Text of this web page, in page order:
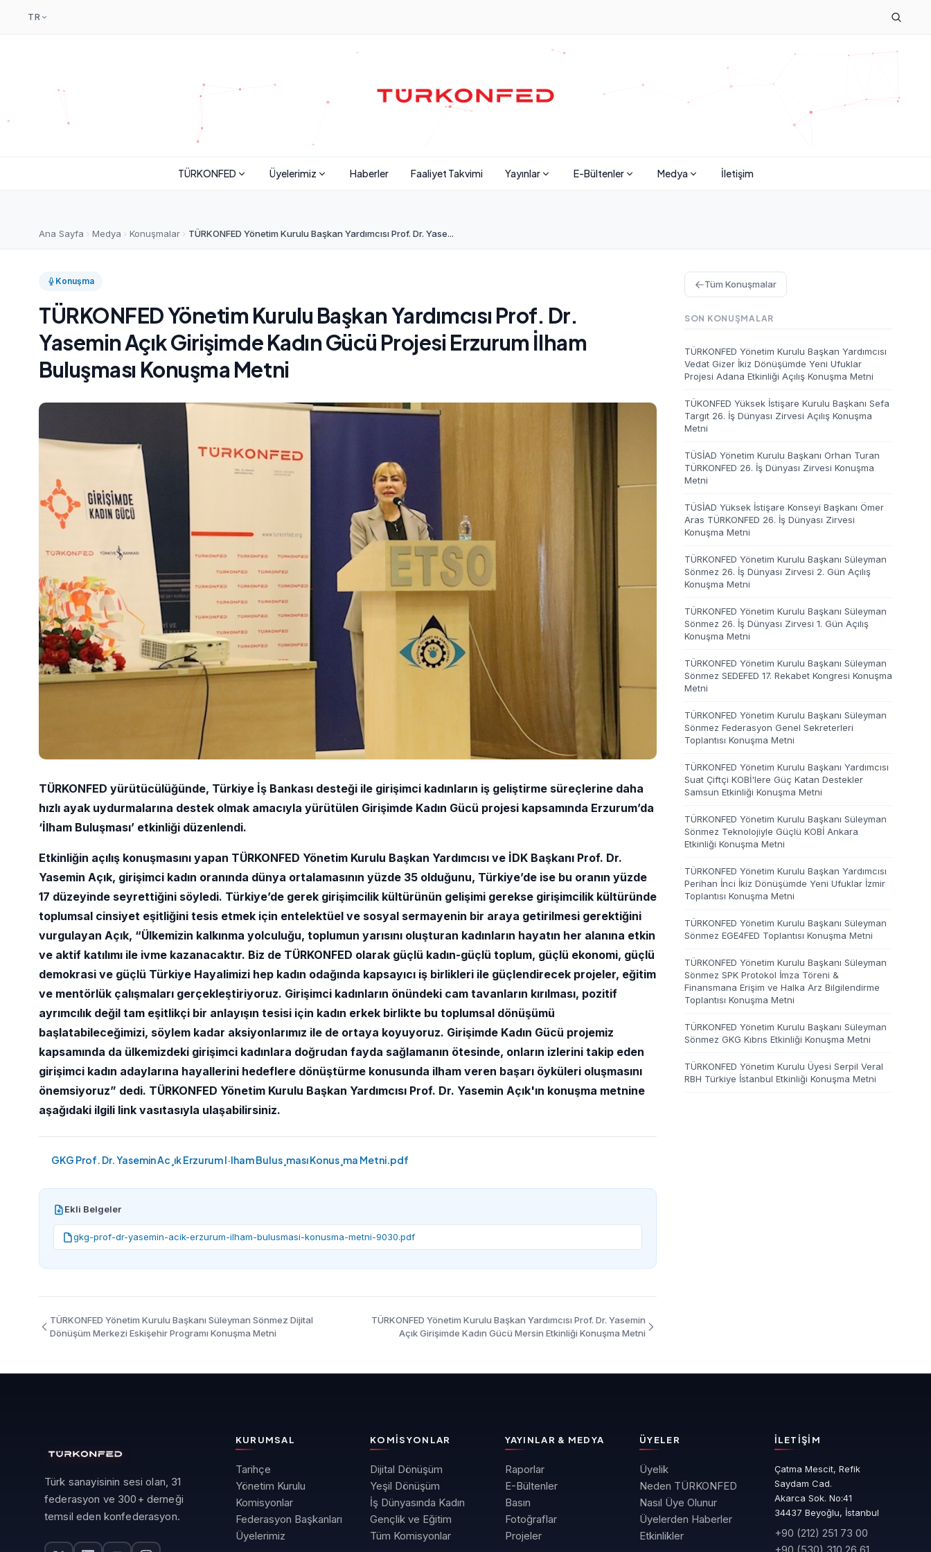
TR
TÜRKONFED Üyelerimiz Haberler Faaliyet Takvimi Yayınlar E-Bültenler Medya İletişim
Ana Sayfa Medya Konuşmalar TÜRKONFED Yönetim Kurulu Başkan Yardımcısı Prof. Dr. Yase...
Konuşma
TÜRKONFED Yönetim Kurulu Başkan Yardımcısı Prof. Dr.
Yasemin Açık Girişimde Kadın Gücü Projesi Erzurum İlham
Buluşması Konuşma Metni
TÜRKONFED yürütücülüğünde, Türkiye İş Bankası desteği ile girişimci kadınların iş geliştirme süreçlerine daha
hızlı ayak uydurmalarına destek olmak amacıyla yürütülen Girişimde Kadın Gücü projesi kapsamında Erzurum’da
‘İlham Buluşması’ etkinliği düzenlendi.
Etkinliğin açılış konuşmasını yapan TÜRKONFED Yönetim Kurulu Başkan Yardımcısı ve İDK Başkanı Prof. Dr.
Yasemin Açık, girişimci kadın oranında dünya ortalamasının yüzde 35 olduğunu, Türkiye’de ise bu oranın yüzde
17 düzeyinde seyrettiğini söyledi. Türkiye’de gerek girişimcilik kültürünün gelişimi gerekse girişimcilik kültüründe
toplumsal cinsiyet eşitliğini tesis etmek için entelektüel ve sosyal sermayenin bir araya getirilmesi gerektiğini
vurgulayan Açık, “Ülkemizin kalkınma yolculuğu, toplumun yarısını oluşturan kadınların hayatın her alanına etkin
ve aktif katılımı ile ivme kazanacaktır. Biz de TÜRKONFED olarak güçlü kadın-güçlü toplum, güçlü ekonomi, güçlü
demokrasi ve güçlü Türkiye Hayalimizi hep kadın odağında kapsayıcı iş birlikleri ile güçlendirecek projeler, eğitim
ve mentörlük çalışmaları gerçekleştiriyoruz. Girişimci kadınların önündeki cam tavanların kırılması, pozitif
ayrımcılık değil tam eşitlikçi bir anlayışın tesisi için kadın erkek birlikte bu toplumsal dönüşümü
başlatabileceğimizi, söylem kadar aksiyonlarımız ile de ortaya koyuyoruz. Girişimde Kadın Gücü projemiz
kapsamında da ülkemizdeki girişimci kadınlara doğrudan fayda sağlamanın ötesinde, onların izlerini takip eden
girişimci kadın adaylarına hayallerini hedeflere dönüştürme konusunda ilham veren başarı öyküleri oluşmasını
önemsiyoruz” dedi. TÜRKONFED Yönetim Kurulu Başkan Yardımcısı Prof. Dr. Yasemin Açık'ın konuşma metnine
aşağıdaki ilgili link vasıtasıyla ulaşabilirsiniz.
GKG Prof. Dr. Yasemin Ac¸ık Erzurum I·lham Bulus¸ması Konus¸ma Metni.pdf
Ekli Belgeler
gkg-prof-dr-yasemin-acik-erzurum-ilham-bulusmasi-konusma-metni-9030.pdf
TÜRKONFED Yönetim Kurulu Başkanı Süleyman Sönmez Dijital
Dönüşüm Merkezi Eskişehir Programı Konuşma Metni
TÜRKONFED Yönetim Kurulu Başkan Yardımcısı Prof. Dr. Yasemin
Açık Girişimde Kadın Gücü Mersin Etkinliği Konuşma Metni
Tüm Konuşmalar
SON KONUŞMALAR
TÜRKONFED Yönetim Kurulu Başkan Yardımcısı
Vedat Gizer İkiz Dönüşümde Yeni Ufuklar
Projesi Adana Etkinliği Açılış Konuşma Metni
TÜKONFED Yüksek İstişare Kurulu Başkanı Sefa
Targıt 26. İş Dünyası Zirvesi Açılış Konuşma
Metni
TÜSİAD Yönetim Kurulu Başkanı Orhan Turan
TÜRKONFED 26. İş Dünyası Zirvesi Konuşma
Metni
TÜSİAD Yüksek İstişare Konseyi Başkanı Ömer
Aras TÜRKONFED 26. İş Dünyası Zirvesi
Konuşma Metni
TÜRKONFED Yönetim Kurulu Başkanı Süleyman
Sönmez 26. İş Dünyası Zirvesi 2. Gün Açılış
Konuşma Metni
TÜRKONFED Yönetim Kurulu Başkanı Süleyman
Sönmez 26. İş Dünyası Zirvesi 1. Gün Açılış
Konuşma Metni
TÜRKONFED Yönetim Kurulu Başkanı Süleyman
Sönmez SEDEFED 17. Rekabet Kongresi Konuşma
Metni
TÜRKONFED Yönetim Kurulu Başkanı Süleyman
Sönmez Federasyon Genel Sekreterleri
Toplantısı Konuşma Metni
TÜRKONFED Yönetim Kurulu Başkanı Yardımcısı
Suat Çiftçi KOBİ'lere Güç Katan Destekler
Samsun Etkinliği Konuşma Metni
TÜRKONFED Yönetim Kurulu Başkanı Süleyman
Sönmez Teknolojiyle Güçlü KOBİ Ankara
Etkinliği Konuşma Metni
TÜRKONFED Yönetim Kurulu Başkan Yardımcısı
Perihan İnci İkiz Dönüşümde Yeni Ufuklar İzmir
Toplantısı Konuşma Metni
TÜRKONFED Yönetim Kurulu Başkanı Süleyman
Sönmez EGE4FED Toplantısı Konuşma Metni
TÜRKONFED Yönetim Kurulu Başkanı Süleyman
Sönmez SPK Protokol İmza Töreni &
Finansmana Erişim ve Halka Arz Bilgilendirme
Toplantısı Konuşma Metni
TÜRKONFED Yönetim Kurulu Başkanı Süleyman
Sönmez GKG Kıbrıs Etkinliği Konuşma Metni
TÜRKONFED Yönetim Kurulu Üyesi Serpil Veral
RBH Türkiye İstanbul Etkinliği Konuşma Metni
Türk sanayisinin sesi olan, 31
federasyon ve 300+ derneği
temsil eden konfederasyon.
KURUMSAL
Tarihçe
Yönetim Kurulu
Komisyonlar
Federasyon Başkanları
Üyelerimiz
KOMISYONLAR
Dijital Dönüşüm
Yeşil Dönüşüm
İş Dünyasında Kadın
Gençlik ve Eğitim
Tüm Komisyonlar
YAYINLAR & MEDYA
Raporlar
E-Bültenler
Basın
Fotoğraflar
Projeler
ÜYELER
Üyelik
Neden TÜRKONFED
Nasıl Üye Olunur
Üyelerden Haberler
Etkinlikler
İLETIŞIM
Çatma Mescit, Refik
Saydam Cad.
Akarca Sok. No:41
34437 Beyoğlu, İstanbul
+90 (212) 251 73 00